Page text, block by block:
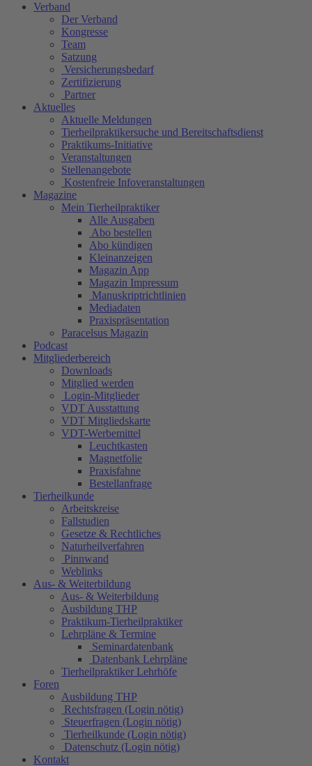
Verband
Der Verband
Kongresse
Team
Satzung
Versicherungsbedarf
Zertifizierung
Partner
Aktuelles
Aktuelle Meldungen
Tierheilpraktikersuche und Bereitschaftsdienst
Praktikums-Initiative
Veranstaltungen
Stellenangebote
Kostenfreie Infoveranstaltungen
Magazine
Mein Tierheilpraktiker
Alle Ausgaben
Abo bestellen
Abo kündigen
Kleinanzeigen
Magazin App
Magazin Impressum
Manuskriptrichtlinien
Mediadaten
Praxispräsentation
Paracelsus Magazin
Podcast
Mitgliederbereich
Downloads
Mitglied werden
Login-Mitglieder
VDT Ausstattung
VDT Mitgliedskarte
VDT-Werbemittel
Leuchtkasten
Magnetfolie
Praxisfahne
Bestellanfrage
Tierheilkunde
Arbeitskreise
Fallstudien
Gesetze & Rechtliches
Naturheilverfahren
Pinnwand
Weblinks
Aus- & Weiterbildung
Aus- & Weiterbildung
Ausbildung THP
Praktikum-Tierheilpraktiker
Lehrpläne & Termine
Seminardatenbank
Datenbank Lehrpläne
Tierheilpraktiker Lehrhöfe
Foren
Ausbildung THP
Rechtsfragen (Login nötig)
Steuerfragen (Login nötig)
Tierheilkunde (Login nötig)
Datenschutz (Login nötig)
Kontakt